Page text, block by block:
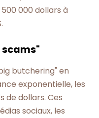
000 dollars à
scams"
butchering" en
exponentielle, les
de dollars. Ces
sociaux, les